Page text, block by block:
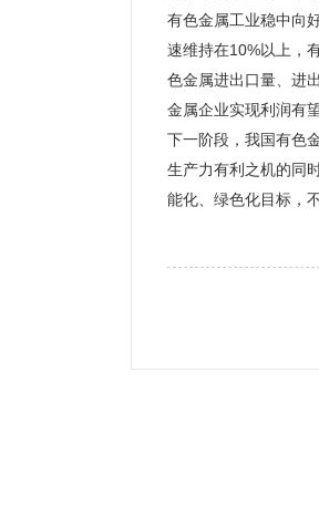
有色金属工业稳中向
速维持在10%以上，
色金属进出口量、进
金属企业实现利润有
下一阶段，我国有色
生产力有利之机的同
能化、绿色化目标，